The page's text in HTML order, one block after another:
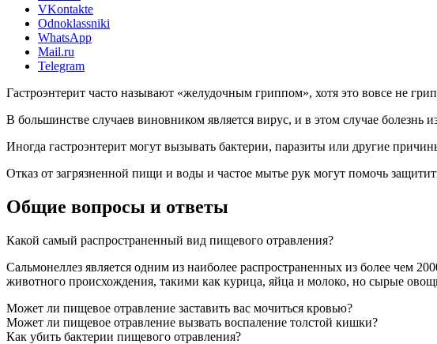
VKontakte
Odnoklassniki
WhatsApp
Mail.ru
Telegram
Гастроэнтерит часто называют «желудочным гриппом», хотя это вовсе не
В большинстве случаев виновником является вирус, и в этом случае болезнь
Иногда гастроэнтерит могут вызывать бактерии, паразиты или другие
Отказ от загрязненной пищи и воды и частое мытье рук могут помочь
Общие вопросы и ответы
Какой самый распространенный вид пищевого отравления?
Сальмонеллез является одним из наиболее распространенных из более чем
животного происхождения, такими как курица, яйца и молоко, но сырые
Может ли пищевое отравление заставить вас мочиться кровью?
Может ли пищевое отравление вызвать воспаление толстой кишки?
Как убить бактерии пищевого отравления?